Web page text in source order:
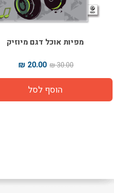
מפיות אוכל דגם מיוזיק
30.00 ₪
20.00 ₪